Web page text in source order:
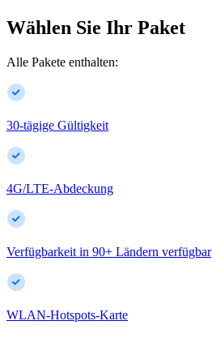
Wählen Sie Ihr Paket
Alle Pakete enthalten:
30-tägige Gültigkeit
4G/LTE-Abdeckung
Verfügbarkeit in 90+ Ländern verfügbar
WLAN-Hotspots-Karte